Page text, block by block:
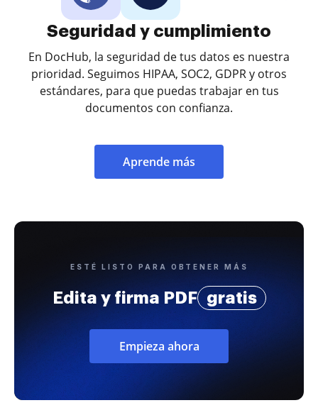
Seguridad y cumplimiento
En DocHub, la seguridad de tus datos es nuestra
prioridad. Seguimos HIPAA, SOC2, GDPR y otros
estándares, para que puedas trabajar en tus
documentos con confianza.
Aprende más
ESTÉ LISTO PARA OBTENER MÁS
Edita y firma PDF gratis
Empieza ahora